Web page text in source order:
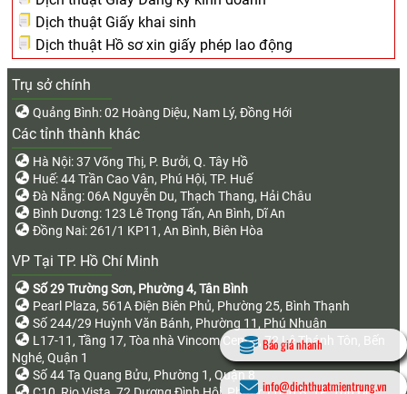
Dịch thuật Giấy khai sinh
Dịch thuật Hồ sơ xin giấy phép lao động
Trụ sở chính
Quảng Bình: 02 Hoàng Diệu, Nam Lý, Đồng Hới
Các tỉnh thành khác
Hà Nội: 37 Võng Thị, P. Bưởi, Q. Tây Hồ
Huế: 44 Trần Cao Vân, Phú Hội, TP. Huế
Đà Nẵng: 06A Nguyễn Du, Thạch Thang, Hải Châu
Bình Dương: 123 Lê Trọng Tấn, An Bình, Dĩ An
Đồng Nai: 261/1 KP11, An Bình, Biên Hòa
VP Tại TP. Hồ Chí Minh
Số 29 Trường Sơn, Phường 4, Tân Bình
Pearl Plaza, 561A Điện Biên Phủ, Phường 25, Bình Thạnh
Số 244/29 Huỳnh Văn Bánh, Phường 11, Phú Nhuận
L17-11, Tầng 17, Tòa nhà Vincom Center, 72 Lê Thánh Tôn, Bến
Nghé, Quận 1
Số 44 Tạ Quang Bửu, Phường 1, Quận 8
Báo giá nhanh
info@dichthuatmientrung.vn